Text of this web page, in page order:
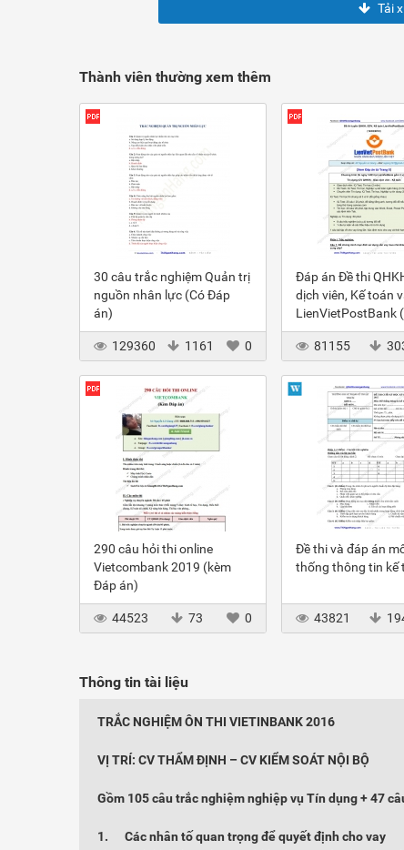
Tải
Thành viên thường xem thêm
30 câu trắc nghiệm Quản trị
nguồn nhân lực (Có Đáp
án)
129360 1161 0
Đáp án Đề thi
dịch viên, Kế toán
LienVietPostBank
2012
81155
290 câu hỏi thi online
Vietcombank 2019 (kèm
Đáp án)
44523 73 0
Đề thi và đáp án
thống thông tin kế
43821
Thông tin tài liệu
TRẮC NGHIỆM ÔN THI VIETINBANK 2016
VỊ TRÍ: CV THẨM ĐỊNH – CV KIỂM SOÁT NỘI BỘ
Gồm 105 câu trắc nghiệm nghiệp vụ Tín dụng+ 47
1. Các nhân tố quan trọng để quyết định cho vay